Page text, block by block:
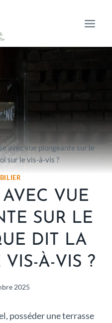
avec vue plongeante sur le
sur le vis-à-vis ?
AVEC VUE
SUR LE
DIT LA
À-VIS ?
2025
posséder une terrasse